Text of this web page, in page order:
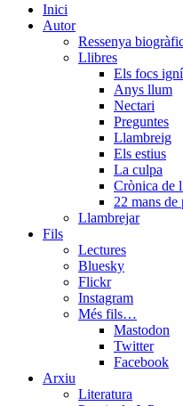
Close
Menu
Inici
Autor
Ressenya
Llibres
Els focs
Anys llum
Nectari
Preguntes
Llambreig
Els estius
La culpa
Crònica de
22 mans de
Llambrejar
Fils
Lectures
Bluesky
Flickr
Instagram
Més fils…
Mastodon
Twitter
Facebook
Arxiu
Literatura